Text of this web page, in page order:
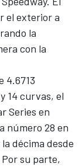
el exterior a
la
con la
4.6713
14 curvas, el
Series en
número 28 en
décima desde
su parte,